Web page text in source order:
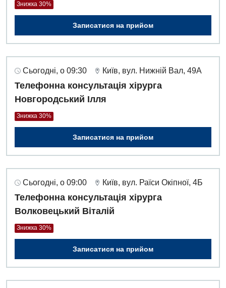
Знижка 30%
Записатися на прийом
Сьогодні, о 09:30 Київ, вул. Нижній Вал, 49А
Телефонна консультація хірурга
Новгородський Ілля
Знижка 30%
Записатися на прийом
Сьогодні, о 09:00 Київ, вул. Раїси Окіпної, 4Б
Телефонна консультація хірурга
Волковецький Віталій
Знижка 30%
Записатися на прийом